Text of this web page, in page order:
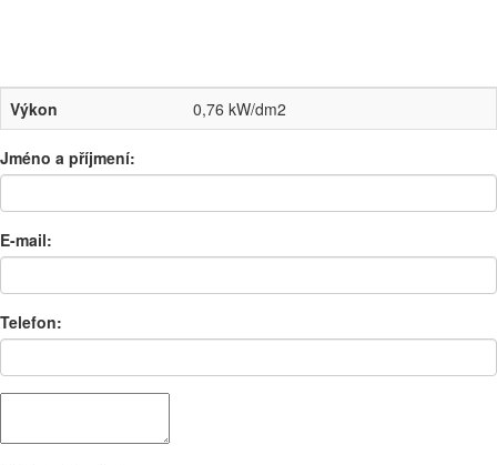
Výkon 0,76 kW/dm2
Jméno a příjmení:
E-mail:
Telefon: